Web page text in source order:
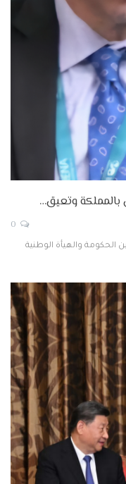
بالمملكة وتعيق…
الحكومة والهيأة الوطنية